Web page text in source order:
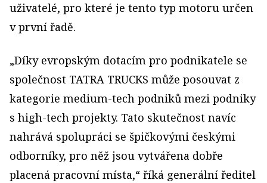
uživatelé, pro které je tento typ motoru určen
v první řadě.
„Díky evropským dotacím pro podnikatele se
společnost TATRA TRUCKS může posouvat z
kategorie medium-tech podniků mezi podniky
s high-tech projekty. Tato skutečnost navíc
nahrává spolupráci se špičkovými českými
odborníky, pro něž jsou vytvářena dobře
placená pracovní místa,“ říká generální ředitel